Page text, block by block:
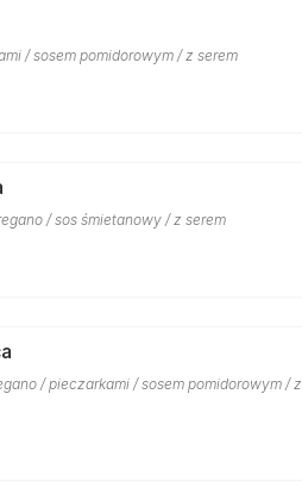
/ sosem pomidorowym / z serem
/ sos śmietanowy / z serem
/ pieczarkami / sosem pomidorowym / z